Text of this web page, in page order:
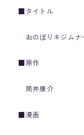
■タイトル
おのぼりキジムナ
■原作
筒井康介
■漫画